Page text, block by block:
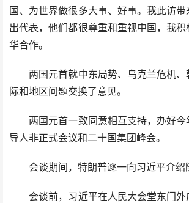
国、为世界做很多大事、好事。我此访
出代表，他们都很尊重和重视中国，我
华合作。
两国元首就中东局势、乌克兰危机、
际和地区问题交换了意见。
两国元首一致同意相互支持，办好今
导人非正式会议和二十国集团峰会。
会谈期间，特朗普逐一向习近平介绍
会谈前，习近平在人民大会堂东门外